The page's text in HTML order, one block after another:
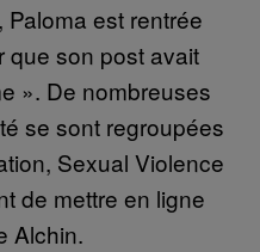
est rentrée
que son post avait
». De nombreuses
se sont regroupées
Sexual Violence
de mettre en ligne
Alchin.